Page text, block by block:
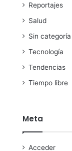
Reportajes
Salud
Sin categoría
Tecnología
Tendencias
Tiempo libre
Meta
Acceder